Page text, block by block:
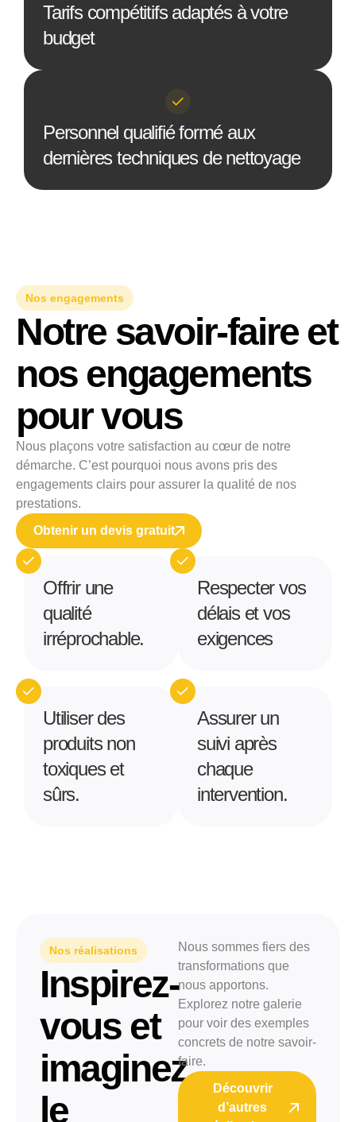
Tarifs compétitifs adaptés à votre
budget
Personnel qualifié formé aux
dernières techniques de nettoyage
Offrir une
qualité
irréprochable.
Respecter vos
délais et vos
exigences
Utiliser des
produits non
toxiques et
sûrs.
Assurer un
suivi après
chaque
intervention.
Nos engagements
Notre savoir-faire et
nos engagements
pour vous
Nous plaçons votre satisfaction au cœur de notre
démarche. C’est pourquoi nous avons pris des
engagements clairs pour assurer la qualité de nos
prestations.
Obtenir un devis gratuit
Nos réalisations
Inspirez-
vous et
imaginez
le
Nous sommes fiers des
transformations que
nous apportons.
Explorez notre galerie
pour voir des exemples
concrets de notre savoir-
faire.
Découvrir
d’autres